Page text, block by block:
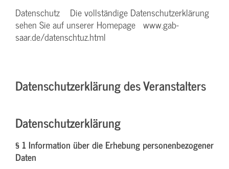
Datenschutz Die vollständige Datenschutzerklärung
sehen Sie auf unserer Homepage www.gab-
saar.de/datenschtuz.html
Datenschutzerklärung des Veranstalters
Datenschutzerklärung
§ 1 Information über die Erhebung personenbezogener
Daten